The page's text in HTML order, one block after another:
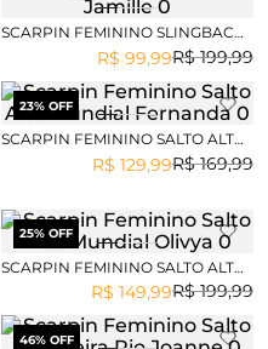
SCARPIN FEMININO SLINGBACK
MUNDIAL JAMILLE
R$ 199,99
R$ 99,99
23% OFF
SCARPIN FEMININO SALTO ALTO
MUNDIAL FERNANDA R$ 169,99
R$ 129,99
25% OFF
SCARPIN FEMININO SALTO ALTO
MUNDIAL OLIVYA
R$ 199,99
R$ 149,99
46% OFF